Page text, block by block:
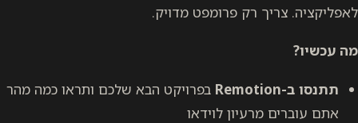
לאפליקציה. צריך רק פרומפט מדויק.
מה עכשיו?
תתנסו ב-Remotion
בפרויקט הבא שלכם ותראו כמה מהר
אתם עוברים מרעיון לוידאו